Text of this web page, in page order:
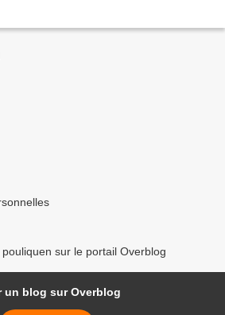
sur le portail Overblog
un blog sur Overblog